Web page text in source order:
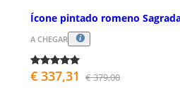
Ícone pintado romeno
A CHEGAR
€ 337,31 € 379,00